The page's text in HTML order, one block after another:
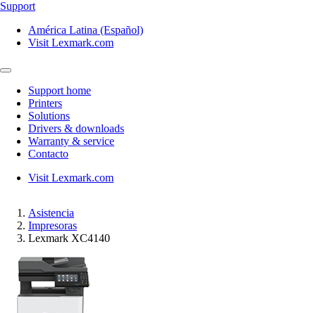
Support
América Latina (Español)
Visit Lexmark.com
Support home
Printers
Solutions
Drivers & downloads
Warranty & service
Contacto
Visit Lexmark.com
Asistencia
Impresoras
Lexmark XC4140